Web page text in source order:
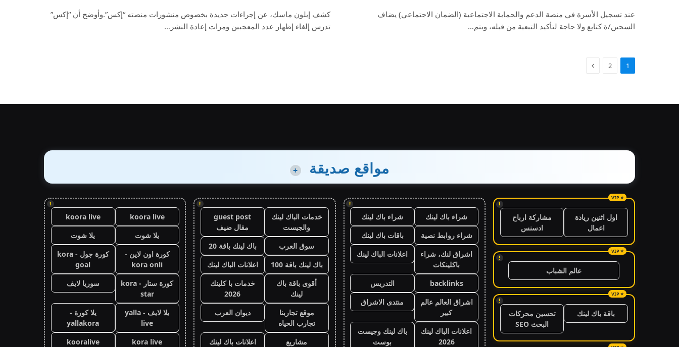
عند تسجيل الأسرة في منصة الدعم والحماية الاجتماعية (الضمان الاجتماعي) يضاف
السجين/ة كتابع ولا حاجة لتأكيد التبعية من قبله، ويتم…
كشف إيلون ماسك، عن إجراءات جديدة بخصوص منشورات منصته “إكس”.وأوضح أن “إكس”
تدرس إلغاء إظهار عدد المعجبين ومرات إعادة النشر…
1
2
مواقع صديقة +
!
اول اثنين ريادة
اعمال
مشاركة ارباح
ادسنس
!
عالم الشباب
!
باقة باك لينك
تحسين محركات
البحث SEO
!
شراء باك لينك
شراء باك لينك
شراء روابط نصية
باقات باك لينك
اشراق لنك، شراء
باكلينكات
اعلانات الباك لينك
backlinks
التدريس
اشراق العالم عالم
كبير
منتدى الاشراق
اعلانات الباك لينك
2026
باك لينك وجيست
بوست
!
خدمات الباك لينك
والجيست
guest post
مقال ضيف
سوق العرب
باك لينك باقة 20
باك لينك باقة 100
اعلانات الباك لينك
أقوى باقة باك
لينك
خدمات با كلينك
2026
موقع تجاربنا
تجارب الحياه
ديوان العرب
مشاريع اعلانات باك لينك
!
koora live
koora live
يلا شوت
يلا شوت
كورة اون لاين -
kora onli
كورة جول - kora
goal
كورة ستار - kora
star
سوريا لايف
يلا لايف - yalla
live
يلا كورة -
yallakora
kora live
kooralive